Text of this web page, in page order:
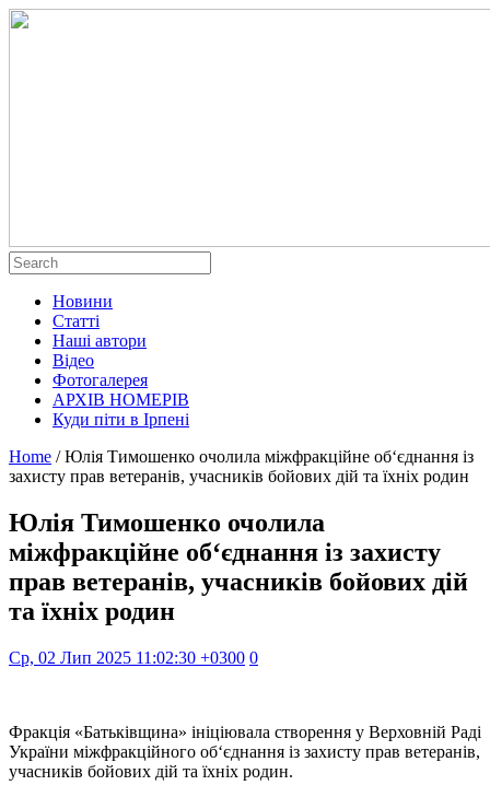
Новини
Статті
Наші автори
Відео
Фотогалерея
АРХІВ НОМЕРІВ
Куди піти в Ірпені
Home / Юлія Тимошенко очолила міжфракційне об‘єднання із
захисту прав ветеранів, учасників бойових дій та їхніх родин
Юлія Тимошенко очолила
міжфракційне об‘єднання із захисту
прав ветеранів, учасників бойових дій
та їхніх родин
Ср, 02 Лип 2025 11:02:30 +0300 0
Фракція «Батьківщина» ініціювала створення у Верховній Раді
України міжфракційного об‘єднання із захисту прав ветеранів,
учасників бойових дій та їхніх родин.